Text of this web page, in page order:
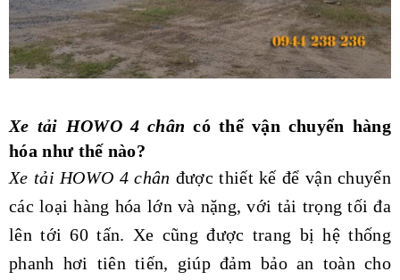
Xe tải HOWO 4 chân có thể vận chuyển hàng
hóa như thế nào?
Xe tải HOWO 4 chân được thiết kế để vận chuyển
các loại hàng hóa lớn và nặng, với tải trọng tối đa
lên tới 60 tấn. Xe cũng được trang bị hệ thống
phanh hơi tiên tiến, giúp đảm bảo an toàn cho